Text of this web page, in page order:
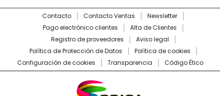
Contacto Contacto Ventas
Newsletter
Pago electrónico clientes
Alta de Clientes
Registro de proveedores
Aviso legal
Política de Protección de Datos
Política de cookies
Configuración de cookies
Transparencia Código Ético